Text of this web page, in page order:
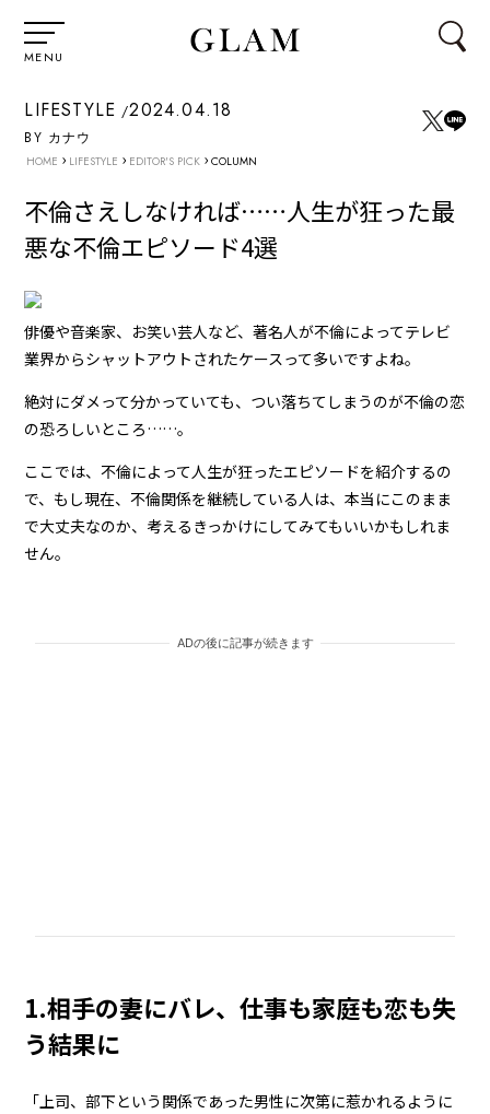
MENU
LIFESTYLE 2024.04.18
BY カナウ
HOME › LIFESTYLE › EDITOR'S PICK › COLUMN
不倫さえしなければ……人生が狂った最
悪な不倫エピソード4選
俳優や音楽家、お笑い芸人など、著名人が不倫によってテレビ
業界からシャットアウトされたケースって多いですよね。
絶対にダメって分かっていても、つい落ちてしまうのが不倫の恋
の恐ろしいところ……。
ここでは、不倫によって人生が狂ったエピソードを紹介するの
で、もし現在、不倫関係を継続している人は、本当にこのまま
で大丈夫なのか、考えるきっかけにしてみてもいいかもしれま
せん。
ADの後に記事が続きます
1.相手の妻にバレ、仕事も家庭も恋も失
う結果に
「上司、部下という関係であった男性に次第に惹かれるように